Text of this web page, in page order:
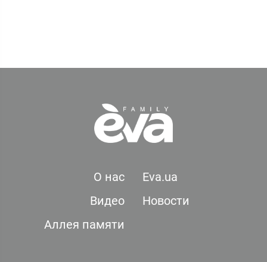
О нас
Eva.ua
Видео
Новости
Аллея памяти